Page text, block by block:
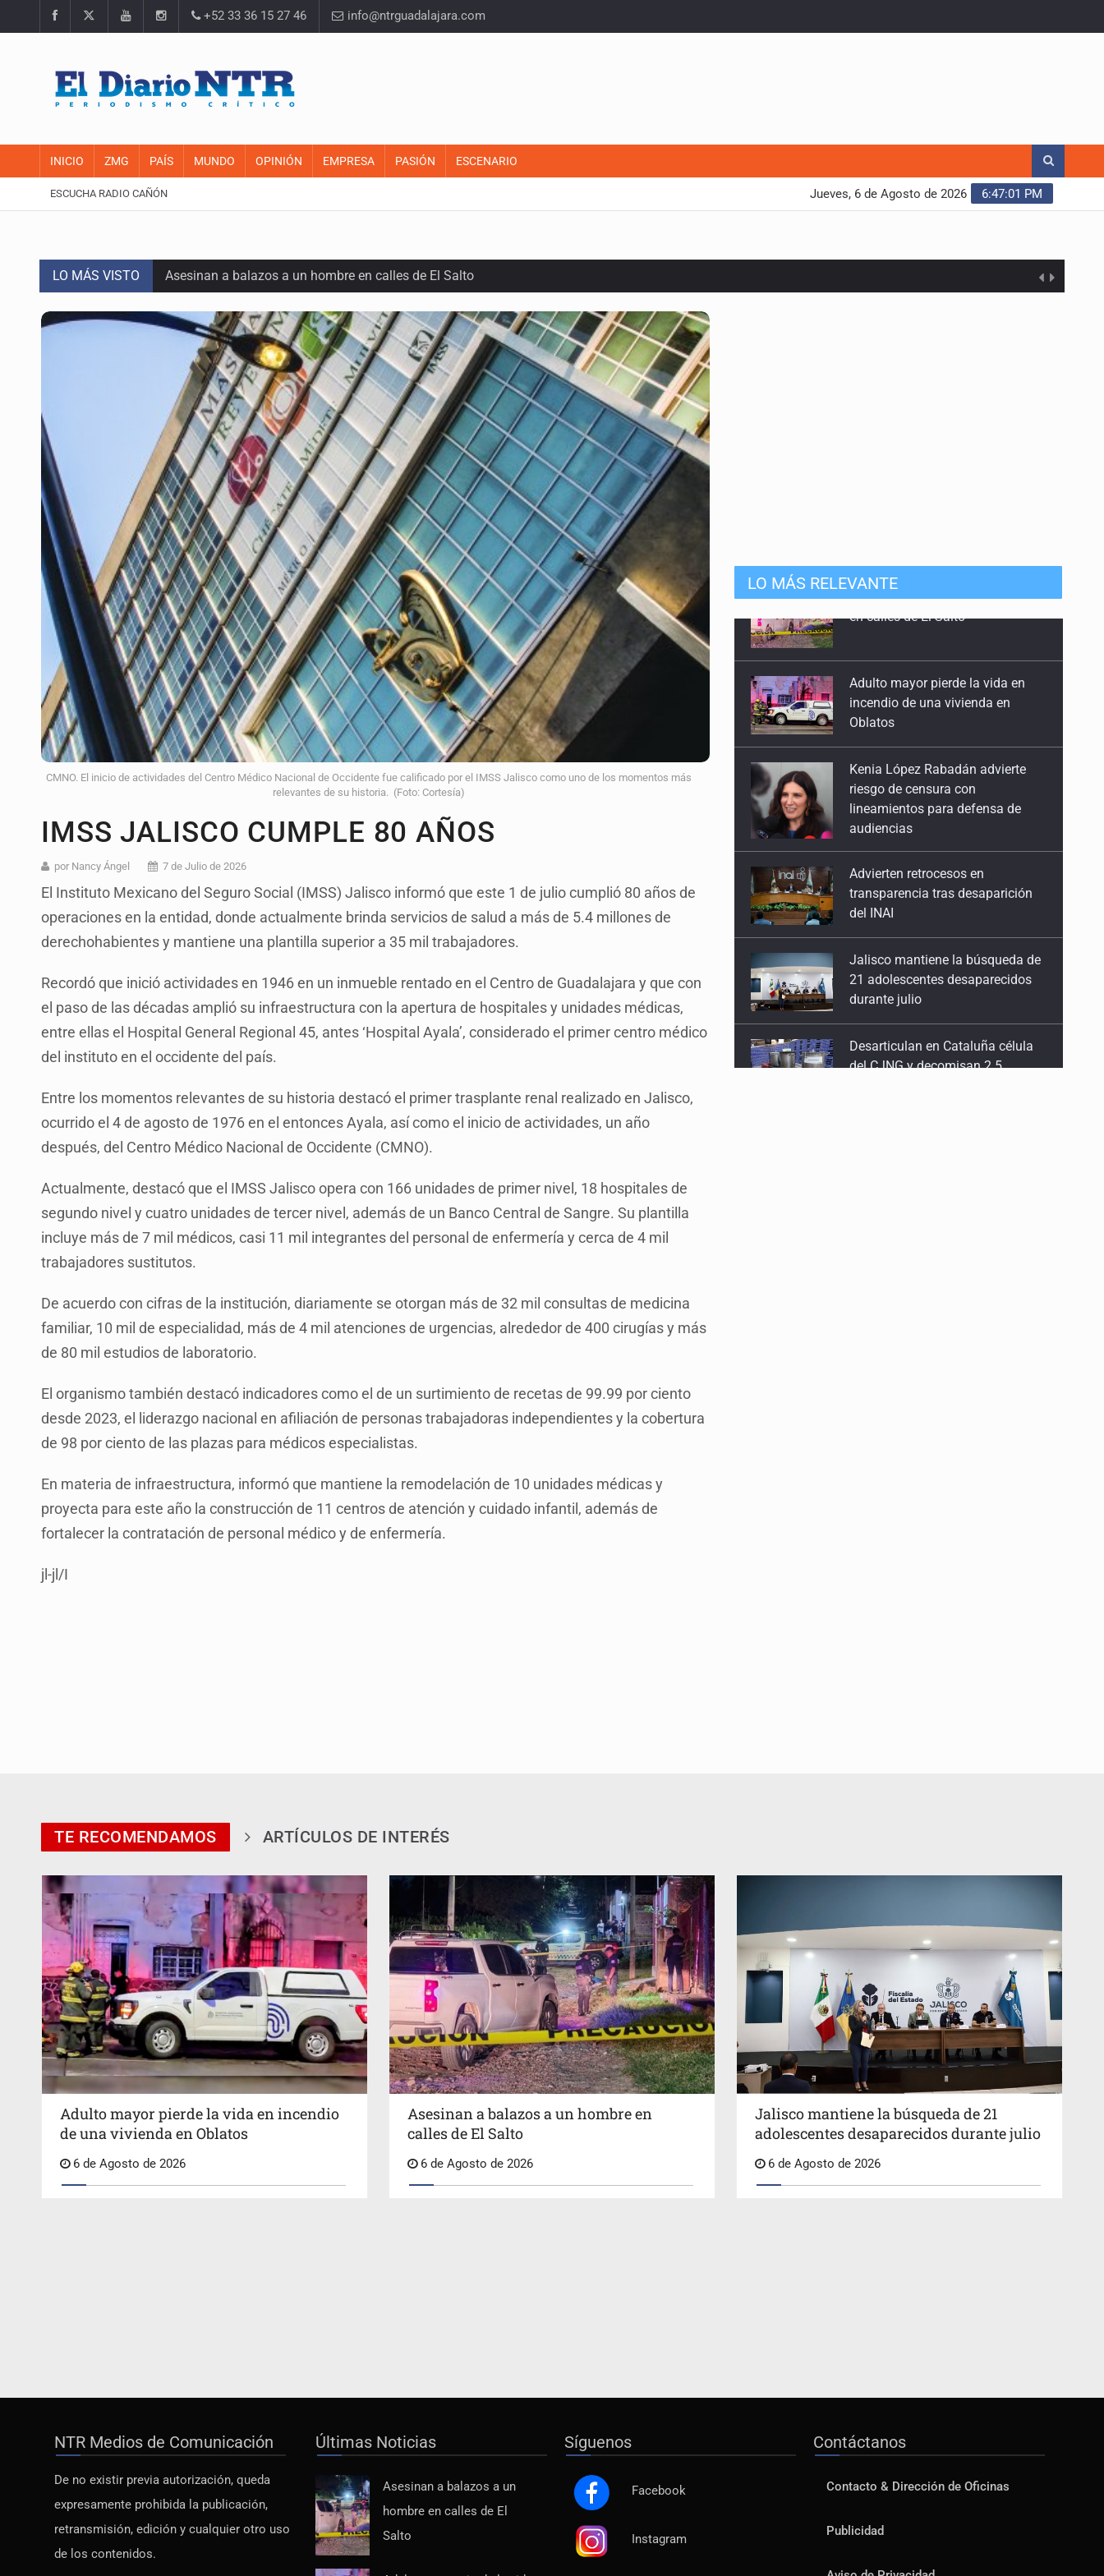
+52 33 36 15 27 46 info@ntrguadalajara.com
INICIO ZMG PAÍS MUNDO OPINIÓN EMPRESA PASIÓN ESCENARIO
ESCUCHA RADIO CAÑÓN 6:47:02 PM
Jueves, 6 de Agosto de 2026
LO MÁS VISTO Asesinan a balazos a un hombre en calles de El Salto
Jalisco mantiene la búsqueda de 21 adolescentes desaparecidos durante julio
Desarticulan en Cataluña célula del CJNG y decomisan 2.5 toneladas de metanfetamina
Fallece monseñor Carlos Garfias Merlos, arzobispo emérito de Morelia
Detienen al exgobernador de Guerrero, Ángel Aguirre
Anuncian refuerzo de seguridad en Michoacán para reactivar exportación de aguacate
Sheinbaum defiende consulta pública sobre derechos de las audiencias
SEP permitirá regularización de escuelas militarizadas
Comité de expertos abre la puerta al fracking en México
Adulto mayor pierde la vida en incendio de una vivienda en Oblatos
CMNO. El inicio de actividades del Centro Médico Nacional de Occidente fue calificado por el IMSS Jalisco como uno de los momentos más
relevantes de su historia. (Foto: Cortesía)
IMSS JALISCO CUMPLE 80 AÑOS
por Nancy Ángel 7 de Julio de 2026
El Instituto Mexicano del Seguro Social (IMSS) Jalisco informó que este 1 de julio cumplió 80 años de
operaciones en la entidad, donde actualmente brinda servicios de salud a más de 5.4 millones de
derechohabientes y mantiene una plantilla superior a 35 mil trabajadores.
Recordó que inició actividades en 1946 en un inmueble rentado en el Centro de Guadalajara y que con
el paso de las décadas amplió su infraestructura con la apertura de hospitales y unidades médicas,
entre ellas el Hospital General Regional 45, antes ‘Hospital Ayala’, considerado el primer centro médico
del instituto en el occidente del país.
Entre los momentos relevantes de su historia destacó el primer trasplante renal realizado en Jalisco,
ocurrido el 4 de agosto de 1976 en el entonces Ayala, así como el inicio de actividades, un año
después, del Centro Médico Nacional de Occidente (CMNO).
Actualmente, destacó que el IMSS Jalisco opera con 166 unidades de primer nivel, 18 hospitales de
segundo nivel y cuatro unidades de tercer nivel, además de un Banco Central de Sangre. Su plantilla
incluye más de 7 mil médicos, casi 11 mil integrantes del personal de enfermería y cerca de 4 mil
trabajadores sustitutos.
De acuerdo con cifras de la institución, diariamente se otorgan más de 32 mil consultas de medicina
familiar, 10 mil de especialidad, más de 4 mil atenciones de urgencias, alrededor de 400 cirugías y más
de 80 mil estudios de laboratorio.
El organismo también destacó indicadores como el de un surtimiento de recetas de 99.99 por ciento
desde 2023, el liderazgo nacional en afiliación de personas trabajadoras independientes y la cobertura
de 98 por ciento de las plazas para médicos especialistas.
En materia de infraestructura, informó que mantiene la remodelación de 10 unidades médicas y
proyecta para este año la construcción de 11 centros de atención y cuidado infantil, además de
fortalecer la contratación de personal médico y de enfermería.
jl-jl/I
LO MÁS RELEVANTE
incendio de una vivienda en
Oblatos
Kenia López Rabadán advierte
riesgo de censura con
lineamientos para defensa de
audiencias
Advierten retrocesos en
transparencia tras desaparición
del INAI
Jalisco mantiene la búsqueda de
21 adolescentes desaparecidos
durante julio
Desarticulan en Cataluña célula
del CJNG y decomisan 2.5
toneladas de metanfetamina
TE RECOMENDAMOS ARTÍCULOS DE INTERÉS
Adulto mayor pierde la vida en incendio
de una vivienda en Oblatos
6 de Agosto de 2026
Asesinan a balazos a un hombre en
calles de El Salto
6 de Agosto de 2026
Jalisco mantiene la búsqueda de 21
adolescentes desaparecidos durante julio
6 de Agosto de 2026
NTR Medios de Comunicación
De no existir previa autorización, queda
expresamente prohibida la publicación,
retransmisión, edición y cualquier otro uso
de los contenidos.
Últimas Noticias
Asesinan a balazos a un
hombre en calles de El
Salto
Síguenos
Facebook
Instagram
Contáctanos
Contacto & Dirección de Oficinas
Publicidad